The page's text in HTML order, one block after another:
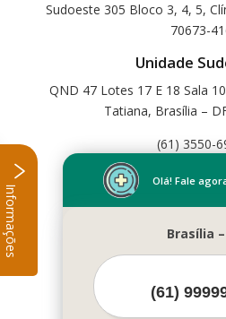
Sudoeste 305 Bloco 3, 4, 5,
70673-
Unidade
QND 47 Lotes 17 E 18 Sala
Tatiana, Brasília –
(61) 3550-
Home
Serviços
Contato
Mais
Olá! Fale
Brasília –
Informações